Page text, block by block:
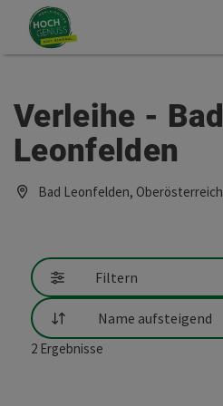
Zum Inhalt
Zum Seitenanfang
Verleihe - Bad
Leonfelden
Bad Leonfelden,
Filtern
Sortierung
2 Ergebnisse